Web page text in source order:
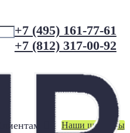
+7 (495) 161-77-61
+7 (812) 317-00-92
Клиентам Наши шоурумы